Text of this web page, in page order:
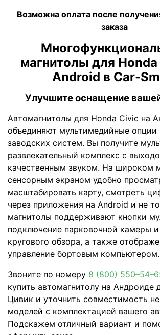
Возможна оплата после
заказа
магнитолы для
Android в Car-
Улучшите оснащение
Автомагнитолы для Honda Civic на
объединяют мультимедийные опции
заводских систем. Вы получите
развлекательный комплекс с
качественным звуком. На широком
сенсорным экраном удобно
масштабировать карту, смотреть
через приложения на Android и не
магнитолы поддерживают кнопки
подключение парковочной камеры
кругового обзора, а также
управление бортовым компьютером.
Звоните по номеру 8 (800)
купить автомагнитолу на Андроиде
Цивик и уточнить совместимость
моделей с комплектацией вашего
Подскажем отличный вариант и